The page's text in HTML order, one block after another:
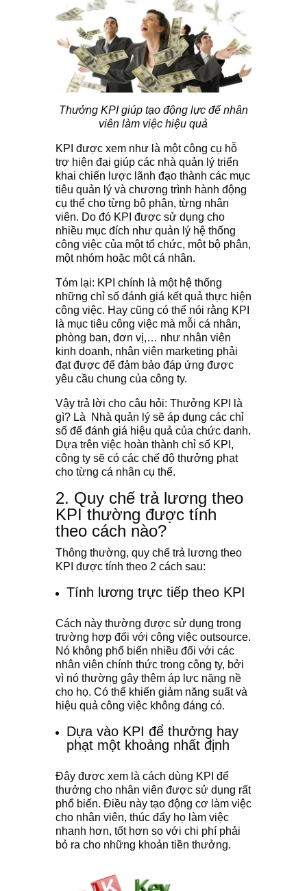
Thưởng KPI giúp tạo động lực để nhân
viên làm việc hiệu quả
KPI được xem như là một công cụ hỗ
trợ hiện đại giúp các nhà quản lý triển
khai chiến lược lãnh đạo thành các mục
tiêu quản lý và chương trình hành động
cụ thể cho từng bộ phận, từng nhân
viên. Do đó KPI được sử dụng cho
nhiều mục đích như quản lý hệ thống
công việc của một tổ chức, một bộ phận,
một nhóm hoặc một cá nhân.
Tóm lại: KPI chính là một hệ thống
những chỉ số đánh giá kết quả thực hiện
công việc. Hay cũng có thể nói rằng KPI
là mục tiêu công việc mà mỗi cá nhân,
phòng ban, đơn vị,… như nhân viên
kinh doanh, nhân viên marketing phải
đạt được để đảm bảo đáp ứng được
yêu cầu chung của công ty.
Vậy trả lời cho câu hỏi: Thưởng KPI là
gì? Là Nhà quản lý sẽ áp dụng các chỉ
số để đánh giá hiệu quả của chức danh.
Dựa trên việc hoàn thành chỉ số KPI,
công ty sẽ có các chế độ thưởng phạt
cho từng cá nhân cụ thể.
2. Quy chế trả lương theo
KPI thường được tính
theo cách nào?
Thông thường, quy chế trả lương theo
KPI được tính theo 2 cách sau:
Tính lương trực tiếp theo KPI
Cách này thường được sử dụng trong
trường hợp đối với công việc outsource.
Nó không phổ biến nhiều đối với các
nhân viên chính thức trong công ty, bởi
vì nó thường gây thêm áp lực nặng nề
cho họ. Có thể khiến giảm năng suất và
hiệu quả công việc không đáng có.
Dựa vào KPI để thưởng hay
phạt một khoảng nhất định
Đây được xem là cách dùng KPI để
thưởng cho nhân viên được sử dụng rất
phổ biến. Điều này tạo động cơ làm việc
cho nhân viên, thúc đẩy họ làm việc
nhanh hơn, tốt hơn so với chi phí phải
bỏ ra cho những khoản tiền thưởng.